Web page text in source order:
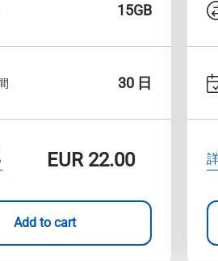
15GB
30 日
EUR22.00
Add to cart